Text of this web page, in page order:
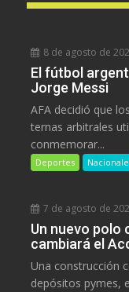
8 de agosto de
El fútbol
Jorge Messi
AFA decidió que
ternas arbitrales
conmemorar...
Deportes
7 de agosto de
Un nuevo polo
cambiará el
Una construcción
depósitos pymes,